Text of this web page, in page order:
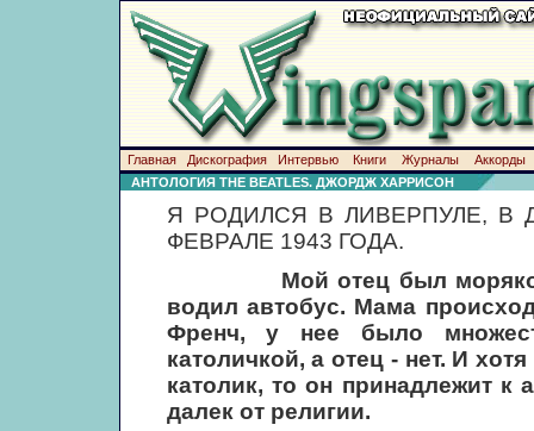
Главная Дискография Интервью Книги Журналы
Аккорды
АНТОЛОГИЯ THE BEATLES. ДЖОРДЖ ХАРРИСОН
Я РОДИЛСЯ В ЛИВЕРПУЛЕ, В
ФЕВРАЛЕ 1943 ГОДА.
Мой отец был
водил автобус. Мама
Френч, у нее было
католичкой, а отец - нет. И
католик, то он принадлежит к
далек от религии.